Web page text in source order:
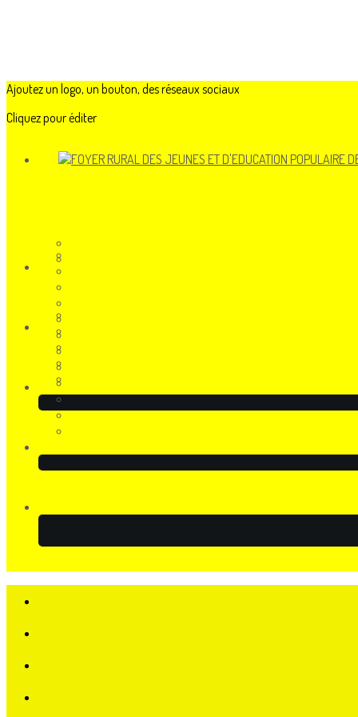
Ajoutez un logo, un bouton, des réseaux sociaux
Cliquez pour éditer